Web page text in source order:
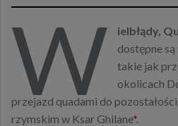
W ielbłądy,
dostępne
takie jak
okolicach
przejazd quadami do
rzymskim w Ksar Ghilane*.